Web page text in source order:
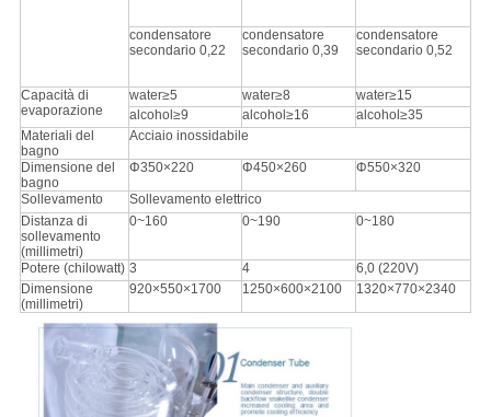
condensatore
secondario 0,22
condensatore
secondario 0,39
condensatore
secondario 0,52
Capacità di
evaporazione
water≥5 water≥8
water≥15
alcohol≥9
alcohol≥16
alcohol≥35
Materiali del
bagno
Acciaio inossidabile
Dimensione del
bagno
Φ350×220 Φ450×260 Φ550×320
Sollevamento
Sollevamento elettrico
Distanza di
sollevamento
(millimetri)
0~160 0~190 0~180
Potere (chilowatt) 3 4
6,0 (220V)
Dimensione
(millimetri)
920×550×1700 1250×600×2100 1320×770×2340